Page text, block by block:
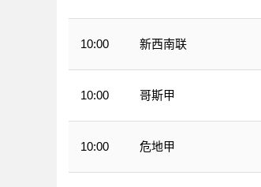
10:00 新西南联
10:00 哥斯甲
10:00 危地甲